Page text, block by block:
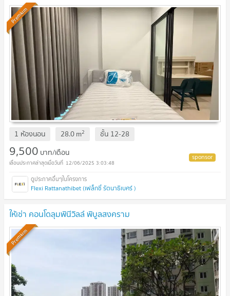
Premium
1 ห้องนอน 28.0m2 ชั้น 12-28
9,500 บาท/เดือน
12/06/2025 3:03:48
Flexi Rattanathibet (เฟล็กซี่ รัตนาธิเบศร์ )
ให้เช่า คอนโดลุมพินีวิลล์ พิบูลสงคราม
Premium